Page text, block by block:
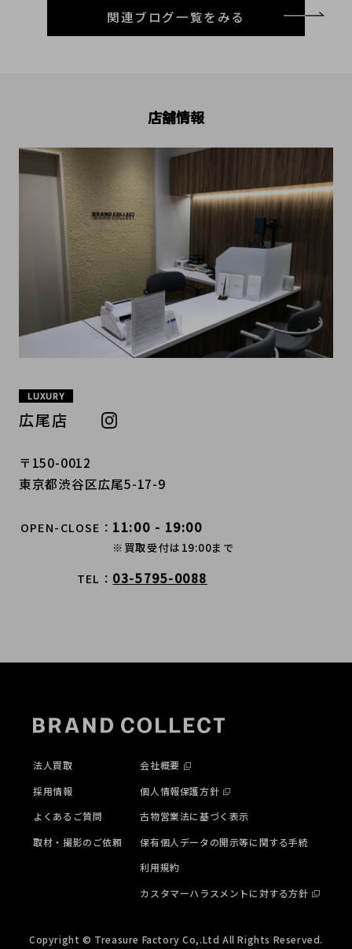
関連ブログ一覧をみる
店舗情報
LUXURY
広尾店
〒150-0012
東京都渋谷区広尾5-17-9
OPEN-CLOSE 11:00 - 19:00
※買取受付は19:00まで
TEL 03-5795-0088
法人買取
採用情報
よくあるご質問
取材・撮影のご依頼
会社概要
個人情報保護方針
古物営業法に基づく表示
保有個人データの開示等に関する手続
利用規約
カスタマーハラスメントに対する方針
Copyright © Treasure Factory Co,.Ltd All Rights Reserved.